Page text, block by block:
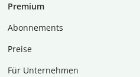
Premium
Abon­ne­ments
Preise
Für Unternehmen